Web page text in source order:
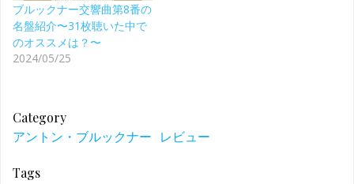
ブルックナー交響曲第8番の
名盤紹介〜31枚聴いた中で
のオススメは？〜
2024/05/25
Category
アントン・ブルックナー レビュー
Tags